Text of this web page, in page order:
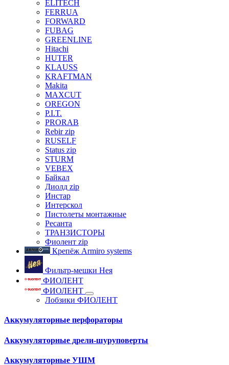
ELITECH
FERRUA
FORWARD
FUBAG
GREENLINE
Hitachi
HUTER
KLAUSS
KRAFTMAN
Makita
MAXCUT
OREGON
P.I.T.
PRORAB
Rebir zip
RUSELF
Status zip
STURM
VEBEX
Байкал
Диолд zip
Инстар
Интерскол
Пистолеты монтажные
Ресанта
ТРАНЗИСТОРЫ
Фиолент zip
Крепёж Armiro systems
Фильтр-мешки Нея
ФИОЛЕНТ
ФИОЛЕНТ
Лобзики ФИОЛЕНТ
Аккумуляторные перфораторы
Аккумуляторные дрели-шуруповерты
Аккумуляторные УШМ